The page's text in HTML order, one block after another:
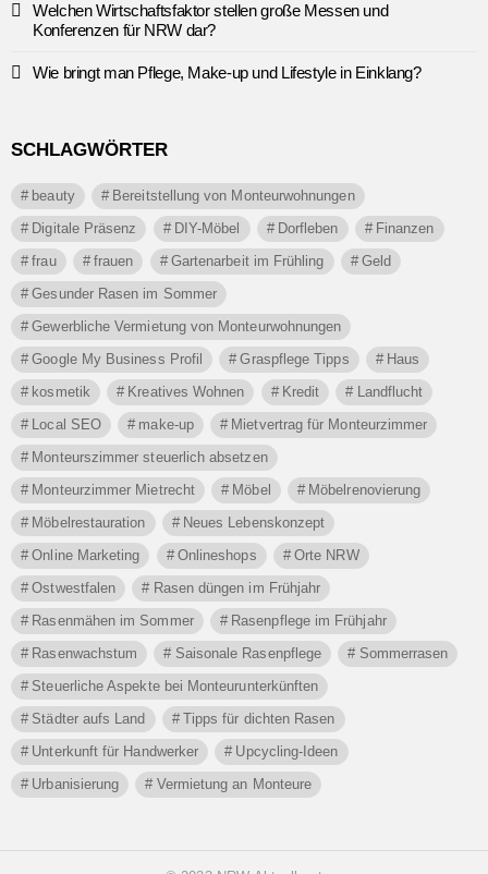
Welchen Wirtschaftsfaktor stellen große Messen und
Konferenzen für NRW dar?
Wie bringt man Pflege, Make-up und Lifestyle in Einklang?
SCHLAGWÖRTER
beauty
Bereitstellung von Monteurwohnungen
Digitale Präsenz
DIY-Möbel Dorfleben
Finanzen
frau
frauen Gartenarbeit im Frühling
Geld
Gesunder Rasen im Sommer
Gewerbliche Vermietung von Monteurwohnungen
Google My Business Profil
Graspflege Tipps
Haus
kosmetik
Kreatives Wohnen Kredit
Landflucht
Local SEO
make-up
Mietvertrag für Monteurzimmer
Monteurszimmer steuerlich absetzen
Monteurzimmer Mietrecht
Möbel
Möbelrenovierung
Möbelrestauration
Neues Lebenskonzept
Online Marketing
Onlineshops
Orte NRW
Ostwestfalen
Rasen düngen im Frühjahr
Rasenmähen im Sommer
Rasenpflege im Frühjahr
Rasenwachstum
Saisonale Rasenpflege
Sommerrasen
Steuerliche Aspekte bei Monteurunterkünften
Städter aufs Land
Tipps für dichten Rasen
Unterkunft für Handwerker
Upcycling-Ideen
Urbanisierung
Vermietung an Monteure